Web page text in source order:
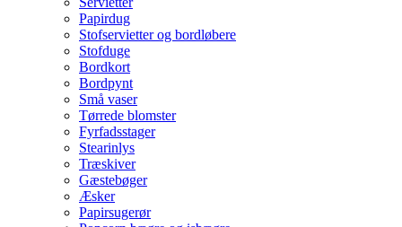
Papirdug
Stofservietter og bordløbere
Stofduge
Bordkort
Bordpynt
Små vaser
Tørrede blomster
Fyrfadsstager
Stearinlys
Træskiver
Gæstebøger
Æsker
Papirsugerør